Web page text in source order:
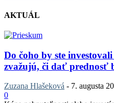
AKTUÁL
Do čoho by ste
zvažujú, či dať prednosť
Zuzana Hlašeková - 7. augusta
0